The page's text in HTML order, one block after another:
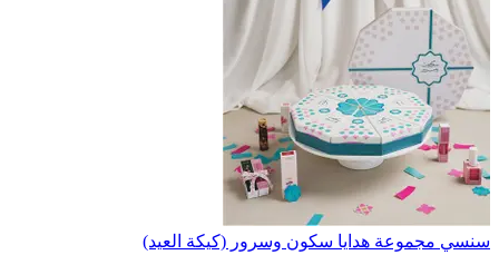
سنسي مجموعة هدايا سكون وسرور (كيكة العيد)